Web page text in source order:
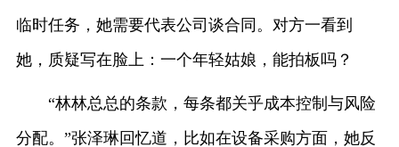
临时任务，她需要代表公司谈合同。对方一看到
她，质疑写在脸上：一个年轻姑娘，能拍板吗？
“林林总总的条款，每条都关乎成本控制与风险
分配。”张泽琳回忆道，比如在设备采购方面，她反